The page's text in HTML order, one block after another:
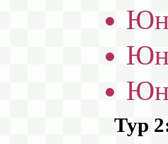
Тур